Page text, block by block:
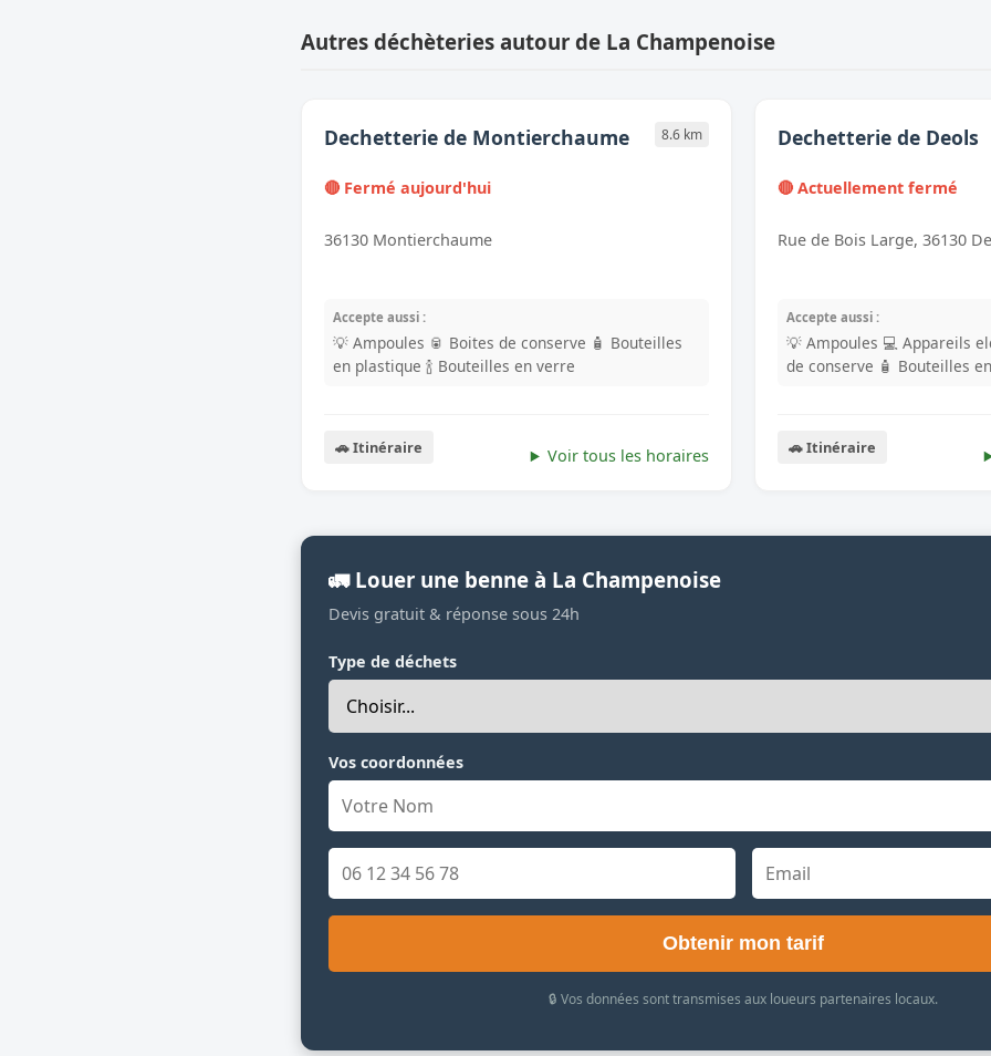
Autres déchèteries autour de La Champenoise
Dechetterie de Montierchaume 8.6 km
🔴 Fermé aujourd'hui
36130 Montierchaume
Accepte aussi :
💡 Ampoules 🥫 Boites de conserve 🧴 Bouteilles
en plastique 🍾 Bouteilles en verre
🚗 Itinéraire Voir tous les horaires
Dechetterie de Deols
🔴 Actuellement fermé
Rue de Bois Large, 36130
Accepte aussi :
💡 Ampoules 💻 Appareils
de conserve 🧴 Bouteilles
🚗 Itinéraire
🚛 Louer une benne à La Champenoise
Devis gratuit & réponse sous 24h
Type de déchets
Vos coordonnées
Obtenir mon tarif
🔒 Vos données sont transmises aux loueurs partenaires locaux.